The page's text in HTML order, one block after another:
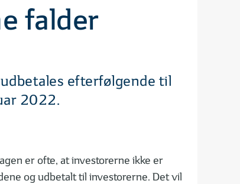
falder
efterfølgende til
2022.
er ofte, at investorerne ikke er
og udbetalt til investorerne. Det vil